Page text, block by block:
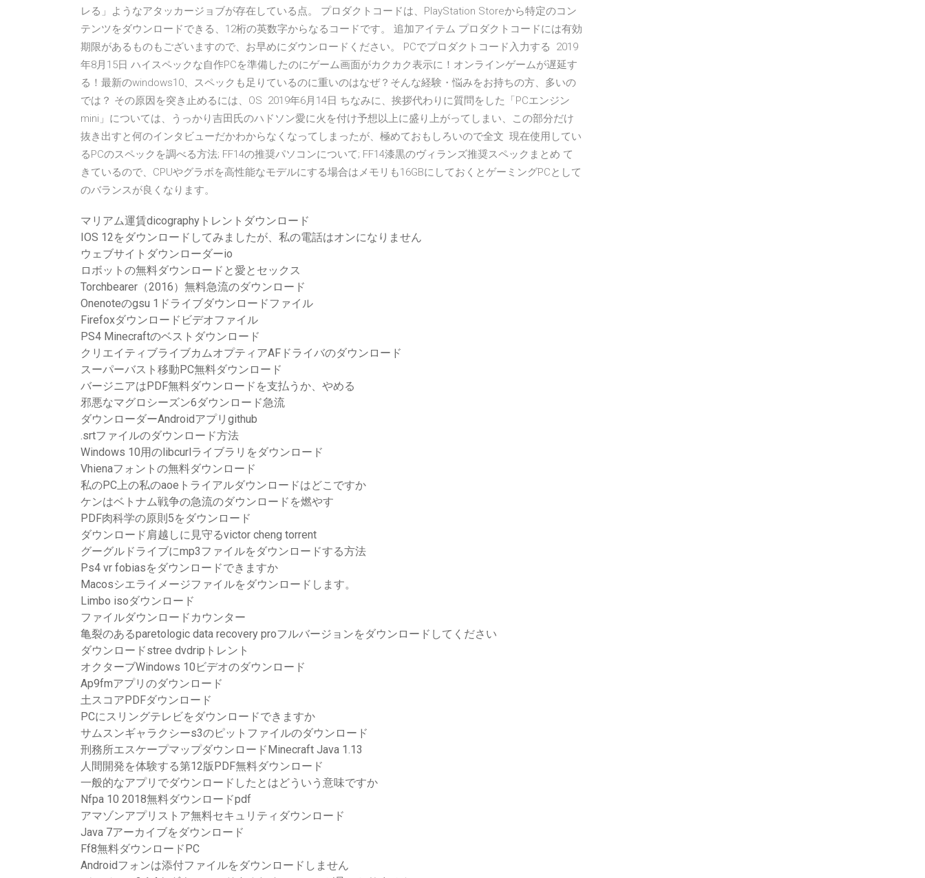
レる」ようなアタッカージョブが存在している点。 プロダクトコードは、PlayStation Storeから特定のコン
テンツをダウンロードできる、12桁の英数字からなるコードです。 追加アイテム プロダクトコードには有効
期限があるものもございますので、お早めにダウンロードください。 PCでプロダクトコード入力する 2019
年8月15日 ハイスペックな自作PCを準備したのにゲーム画面がカクカク表示に！オンラインゲームが遅延す
る！最新のwindows10、スペックも足りているのに重いのはなぜ？そんな経験・悩みをお持ちの方、多いの
では？ その原因を突き止めるには、OS 2019年6月14日 ちなみに、挨拶代わりに質問をした「PCエンジン
mini」については、うっかり吉田氏のハドソン愛に火を付け予想以上に盛り上がってしまい、この部分だけ
抜き出すと何のインタビューだかわからなくなってしまったが、極めておもしろいので全文 現在使用してい
るPCのスペックを調べる方法; FF14の推奨パソコンについて; FF14漆黒のヴィランズ推奨スペックまとめ て
きているので、CPUやグラボを高性能なモデルにする場合はメモリも16GBにしておくとゲーミングPCとして
のバランスが良くなります。
マリアム運賃dicographyトレントダウンロード
IOS 12をダウンロードしてみましたが、私の電話はオンになりません
ウェブサイトダウンローダーio
ロボットの無料ダウンロードと愛とセックス
Torchbearer（2016）無料急流のダウンロード
Onenoteのgsu 1ドライブダウンロードファイル
Firefoxダウンロードビデオファイル
PS4 Minecraftのベストダウンロード
クリエイティブライブカムオプティアAFドライバのダウンロード
スーパーバスト移動PC無料ダウンロード
バージニアはPDF無料ダウンロードを支払うか、やめる
邪悪なマグロシーズン6ダウンロード急流
ダウンローダーAndroidアプリgithub
.srtファイルのダウンロード方法
Windows 10用のlibcurlライブラリをダウンロード
Vhienaフォントの無料ダウンロード
私のPC上の私のaoeトライアルダウンロードはどこですか
ケンはベトナム戦争の急流のダウンロードを燃やす
PDF肉科学の原則5をダウンロード
ダウンロード肩越しに見守るvictor cheng torrent
グーグルドライブにmp3ファイルをダウンロードする方法
Ps4 vr fobiasをダウンロードできますか
Macosシエライメージファイルをダウンロードします。
Limbo isoダウンロード
ファイルダウンロードカウンター
亀裂のあるparetologic data recovery proフルバージョンをダウンロードしてください
ダウンロードstree dvdripトレント
オクターブWindows 10ビデオのダウンロード
Ap9fmアプリのダウンロード
土スコアPDFダウンロード
PCにスリングテレビをダウンロードできますか
サムスンギャラクシーs3のピットファイルのダウンロード
刑務所エスケープマップダウンロードMinecraft Java 1.13
人間開発を体験する第12版PDF無料ダウンロード
一般的なアプリでダウンロードしたとはどういう意味ですか
Nfpa 10 2018無料ダウンロードpdf
アマゾンアプリストア無料セキュリティダウンロード
Java 7アーカイブをダウンロード
Ff8無料ダウンロードPC
Androidフォンは添付ファイルをダウンロードしません